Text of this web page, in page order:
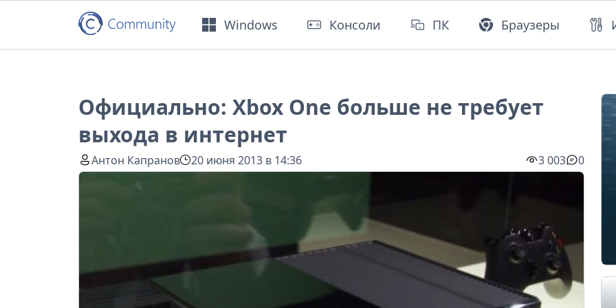
Windows Консоли ПК Браузеры
Официально: Xbox One больше не требует
выхода в интернет
Антон Капранов 20 июня 2013 в 14:36 3 003 0